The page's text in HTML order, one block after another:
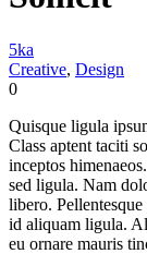
5ka
Creative, Design
0
Quisque ligula
Class aptent taciti
inceptos
sed ligula. Nam
libero.
id aliquam ligula.
eu ornare mauris